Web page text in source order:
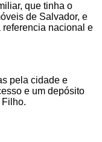
que tinha o
de Salvador, e
referencia nacional e
pela cidade e
e um depósito